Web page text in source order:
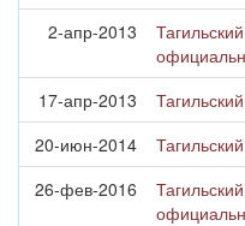
2-апр-2013
17-апр-2013
20-июн-2014
26-фев-2016